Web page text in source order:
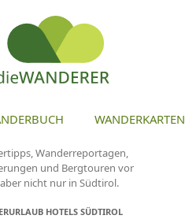
WANDERKARTEN
Wanderreportagen,
und Bergtouren vor
nicht nur in Südtirol.
HOTELS SÜDTIROL